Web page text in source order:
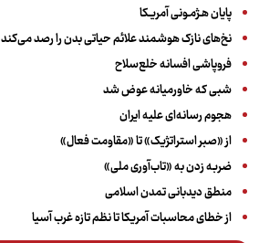
پایان هـژمـونی آمریـکا
نخ‌های نازک هوشمند علائم حیاتی بدن را رصد می‌کند
فروپاشی افسانه خلع‌سلاح
شبی که خاورمیانه عوض شد
هجوم رسانه‌ای علیه ایران
از «صبر استراتژیک» تا «مقاومت فعال»
ضربه زدن به «تاب‌آوری ملی»
منطق دیدبانی تمدن اسلامی
از خطای محاسبات آمریکا تا نظم تازه غرب آسیا